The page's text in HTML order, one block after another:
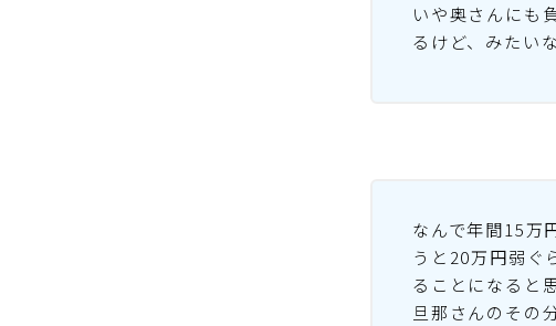
いや奥さんにも
るけど、みたい
なんで年間15万
うと20万円弱ぐ
ることになると
旦那さんのその